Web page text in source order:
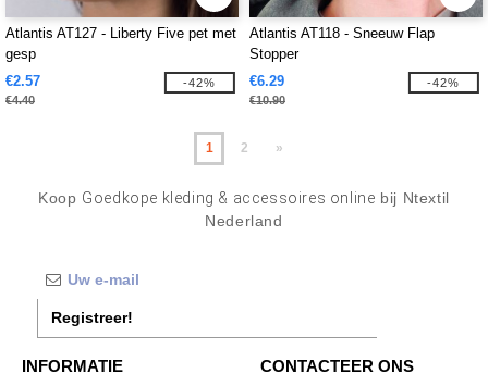
Atlantis AT127 - Liberty Five pet met
gesp
€2.57
€4.40
-42%
Atlantis AT118 - Sneeuw Flap
Stopper
€6.29
€10.90
-42%
1 2 »
Koop Goedkope kleding & accessoires online bij Ntextil
Nederland
Registreer!
INFORMATIE CONTACTEER ONS